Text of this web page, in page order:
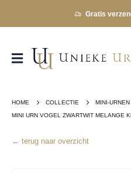
Gratis
HOME COLLECTIE
MINI-URNEN
MINI URN VOGEL ZWARTWIT MELANGE
← terug naar overzicht